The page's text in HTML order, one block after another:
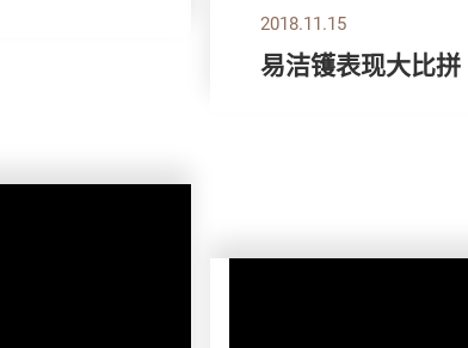
2018.11.15
易洁镬表现大比拼